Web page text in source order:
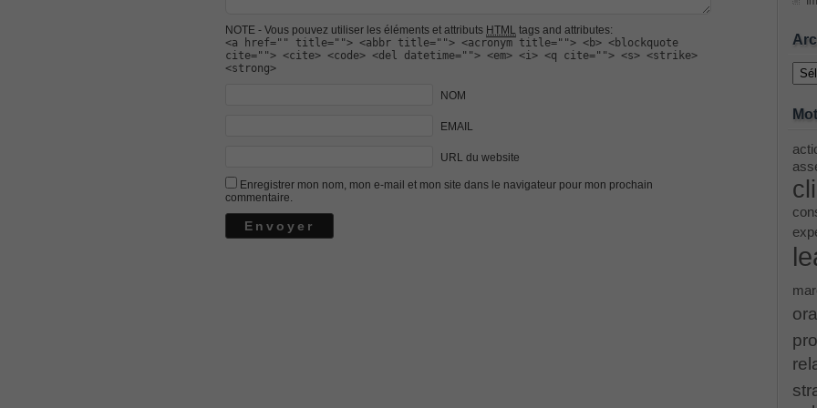
, CCNP Security 300-207 PDF, Implementing Cisco Threat Control Solutions PDF
1Z0-062 Exam
, Oracle Database 1Z0-062 Oracle Database 12c: Installation and Administration Exam
, Cisco CCDP Questions, 300-115 Implementing Cisco IP Switched Networks (SWITCH v2.0)Questions
Microsoft 070-346
NOTE - Vous pouvez utiliser les éléments et attributs HTML tags and attributes:
<a href="" title=""> <abbr title=""> <acronym title=""> <b> <blockquote
cite=""> <cite> <code> <del datetime=""> <em> <i> <q cite=""> <s> <strike>
<strong>
NOM
EMAIL
URL du website
Enregistrer mon nom, mon e-mail et mon site dans le navigateur pour mon prochain
commentaire.